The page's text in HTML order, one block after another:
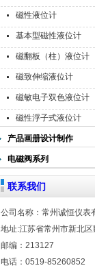
磁性液位计
基本型磁性液位计
磁翻板（柱）液位计
磁致伸缩液位计
磁敏电子双色液位计
磁性浮子式液位计
产品画册设计制作
电磁阀系列
联系我们
公司名称：常州诚恒仪表
地址:江苏省常州市新北
邮编：213127
电话：0519-85260852